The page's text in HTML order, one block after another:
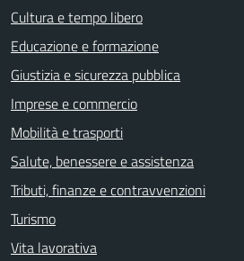
Cultura e tempo libero
Educazione e formazione
Giustizia e sicurezza pubblica
Imprese e commercio
Mobilità e trasporti
Salute, benessere e assistenza
Tributi, finanze e contravvenzioni
Turismo
Vita lavorativa